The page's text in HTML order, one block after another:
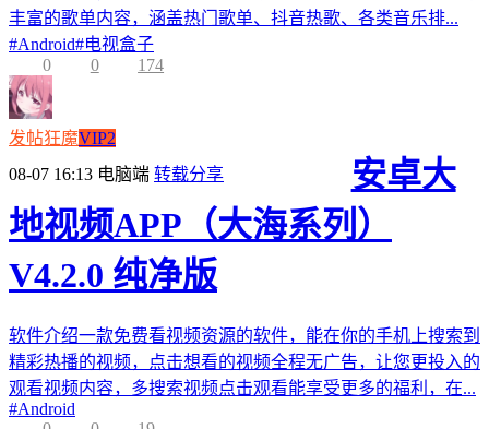
丰富的歌单内容，涵盖热门歌单、抖音热歌、各类音乐排...
#Android#电视盒子
0
0 174
发帖狂魔VIP2
08-07 16:13 电脑端 转载分享
安卓大
地视频APP（大海系列）
V4.2.0 纯净版
软件介绍一款免费看视频资源的软件，能在你的手机上搜索到
精彩热播的视频，点击想看的视频全程无广告，让您更投入的
观看视频内容，多搜索视频点击观看能享受更多的福利，在...
#Android